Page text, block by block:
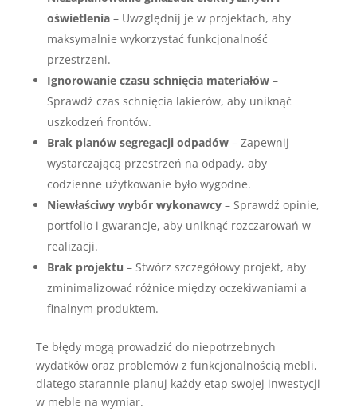
oświetlenia– Uwzględnij je w projektach, aby
maksymalnie wykorzystać funkcjonalność
przestrzeni.
Ignorowanie czasu schnięcia materiałów–
Sprawdź czas schnięcia lakierów, aby uniknąć
uszkodzeń frontów.
Brak planów segregacji odpadów– Zapewnij
wystarczającą przestrzeń na odpady, aby
codzienne użytkowanie było wygodne.
Niewłaściwy wybór wykonawcy– Sprawdź opinie,
portfolio i gwarancje, aby uniknąć rozczarowań w
realizacji.
Brak projektu – Stwórz szczegółowy projekt, aby
zminimalizować różnice między oczekiwaniami a
finalnym produktem.
Te błędy mogą prowadzić do niepotrzebnych
wydatków oraz problemów z funkcjonalnością mebli,
dlatego starannie planuj każdy etap swojej inwestycji
w meble na wymiar.